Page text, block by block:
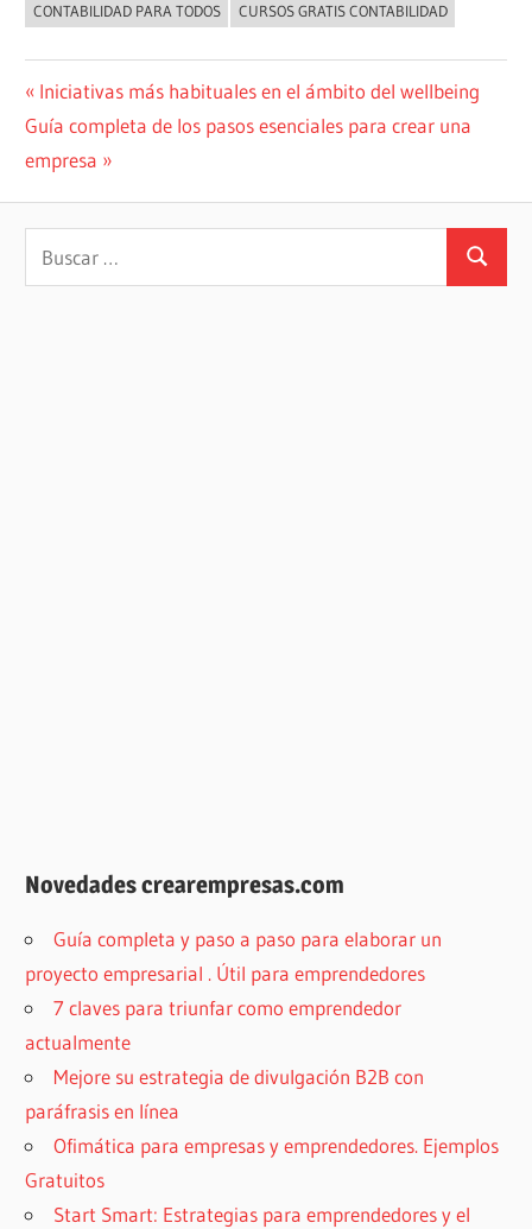
CONTABILIDAD PARA TODOS
CURSOS GRATIS CONTABILIDAD
Navegación
de
Entrada
anterior:
Iniciativas más habituales en el ámbito del wellbeing
Siguiente
entrada:
Guía completa de los pasos esenciales para crear una
empresa
Buscar
Novedades crearempresas.com
Guía completa y paso a paso para elaborar un
proyecto empresarial . Útil para emprendedores
7 claves para triunfar como emprendedor
actualmente
Mejore su estrategia de divulgación B2B con
paráfrasis en línea
Ofimática para empresas y emprendedores. Ejemplos
Gratuitos
Start Smart: Estrategias para emprendedores y el